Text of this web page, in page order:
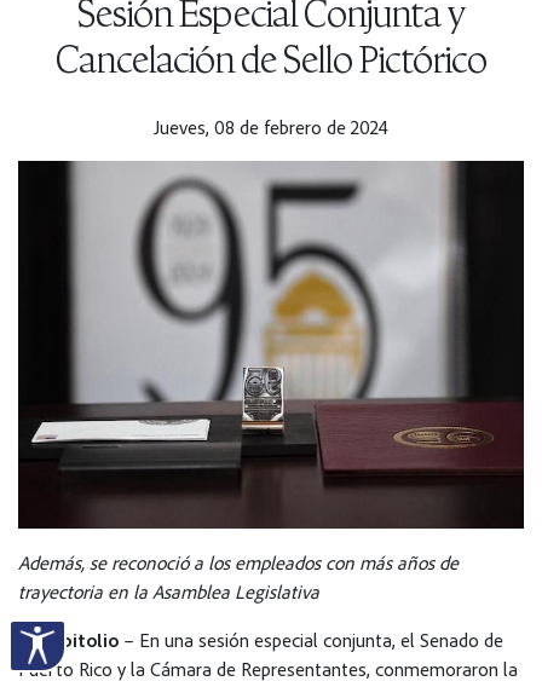
Sesión Especial Conjunta y
Cancelación de Sello Pictórico
Jueves, 08 de febrero de 2024
Además, se reconoció a los empleados con más años de
trayectoria en la Asamblea Legislativa
El Capitolio – En una sesión especial conjunta, el Senado de
Puerto Rico y la Cámara de Representantes, conmemoraron la